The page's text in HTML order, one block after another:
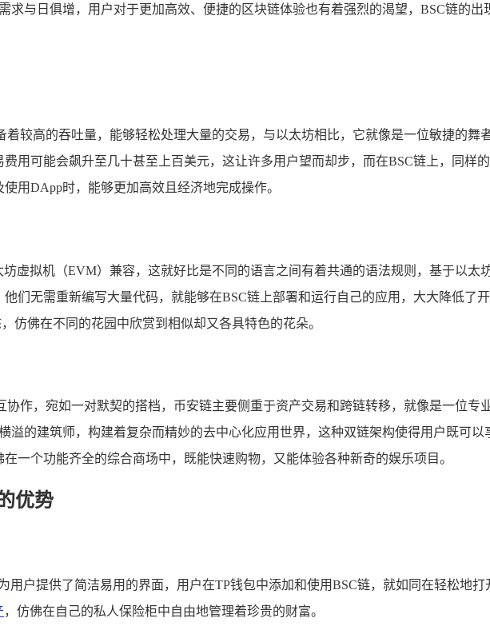
求与日俱增，用户对于更加高效、便捷的区块链体验也有着强烈的渴望，BSC链的出
着较高的吞吐量，能够轻松处理大量的交易，与以太坊相比，它就像是一位敏捷的
用可能会飙升至几十甚至上百美元，这让许多用户望而却步，而在BSC链上，同样
用DApp时，能够更加高效且经济地完成操作。
虚拟机（EVM）兼容，这就好比是不同的语言之间有着共通的语法规则，基于以
们无需重新编写大量代码，就能够在BSC链上部署和运行自己的应用，大大降低了
仿佛在不同的花园中欣赏到相似却又各具特色的花朵。
协作，宛如一对默契的搭档，币安链主要侧重于资产交易和跨链转移，就像是一位
溢的建筑师，构建着复杂而精妙的去中心化应用世界，这种双链架构使得用户既可以
一个功能齐全的综合商场中，既能快速购物，又能体验各种新奇的娱乐项目。
优势
用户提供了简洁易用的界面，用户在TP钱包中添加和使用BSC链，就如同在轻松地
，仿佛在自己的私人保险柜中自由地管理着珍贵的财富。